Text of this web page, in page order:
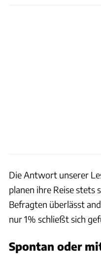
Die Antwort unserer
planen ihre Reise stets
Befragten überlässt
nur 1% schließt sich
Spontan oder